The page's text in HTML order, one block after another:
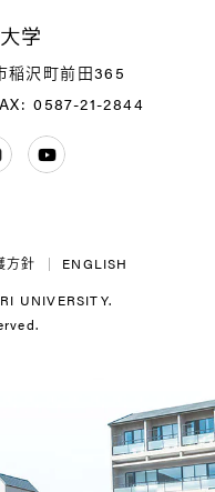
稲沢町前田365
0587-21-2844
ENGLISH
方針
UNIVERSITY.